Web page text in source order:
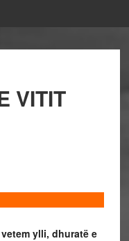
VITIT
ylli, dhuratë e